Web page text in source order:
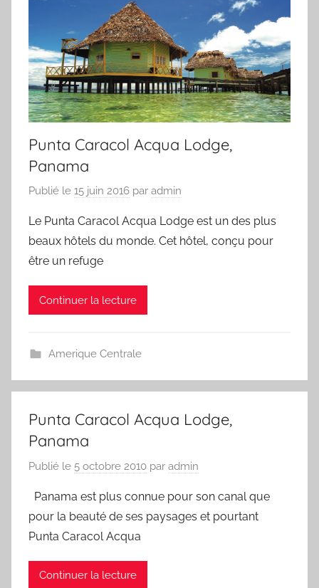
Punta Caracol Acqua Lodge,
Panama
Publié le 15 juin 2016 par admin
Le Punta Caracol Acqua Lodge est un des plus
beaux hôtels du monde. Cet hôtel, conçu pour
être un refuge
Continuer la lecture
Amerique Centrale
Punta Caracol Acqua Lodge,
Panama
Publié le 5 octobre 2010 par admin
Panama est plus connue pour son canal que
pour la beauté de ses paysages et pourtant
Punta Caracol Acqua
Continuer la lecture